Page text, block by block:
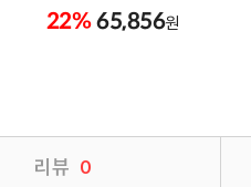
22% 65,856원
리뷰 0